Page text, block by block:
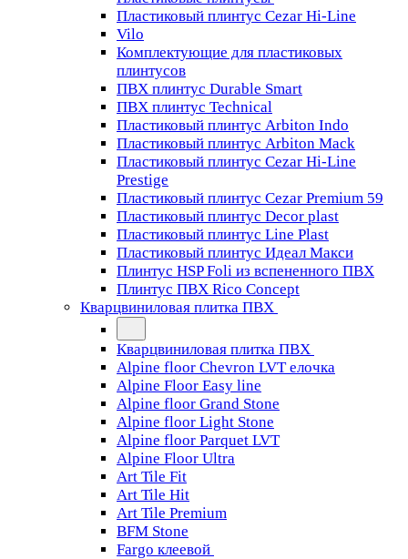
Пластиковый плинтус Cezar Hi-Line
Vilo
Комплектующие для пластиковых
плинтусов
ПВХ плинтус Durable Smart
ПВХ плинтус Technical
Пластиковый плинтус Arbiton Indo
Пластиковый плинтус Arbiton Mack
Пластиковый плинтус Cezar Hi-Line
Prestige
Пластиковый плинтус Cezar Premium 59
Пластиковый плинтус Decor plast
Пластиковый плинтус Line Plast
Пластиковый плинтус Идеал Макси
Плинтус HSP Foli из вспененного ПВХ
Плинтус ПВХ Rico Concept
Кварцвиниловая плитка ПВХ
Кварцвиниловая плитка ПВХ
Alpine floor Chevron LVT елочка
Alpine Floor Easy line
Alpine floor Grand Stone
Alpine floor Light Stone
Alpine floor Parquet LVT
Alpine Floor Ultra
Art Tile Fit
Art Tile Hit
Art Tile Premium
BFM Stone
Fargo клеевой